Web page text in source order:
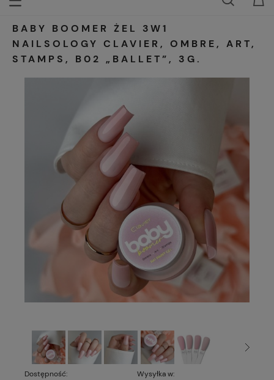
BABY BOOMER ŻEL 3W1
NAILSOLOGY CLAVIER, OMBRE, ART,
STAMPS, B02 „BALLET”, 3G.
Dostępność:
Wysyłka w: